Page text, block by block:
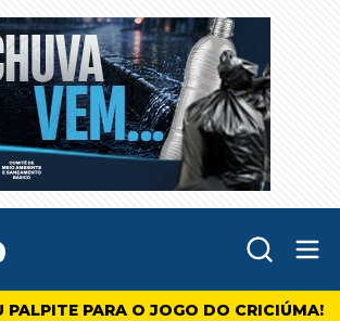
PALPITE PARA O JOGO DO CRICIÚMA!